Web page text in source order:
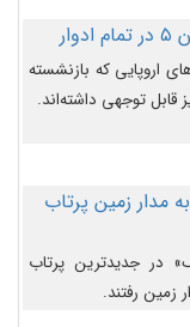
یوفوها هفته آینده
اروپایی که بازنشسته
قابل توجهی داشته‌اند.
به مدار زمین پرتاب
در جدیدترین پرتاب
رفتند.